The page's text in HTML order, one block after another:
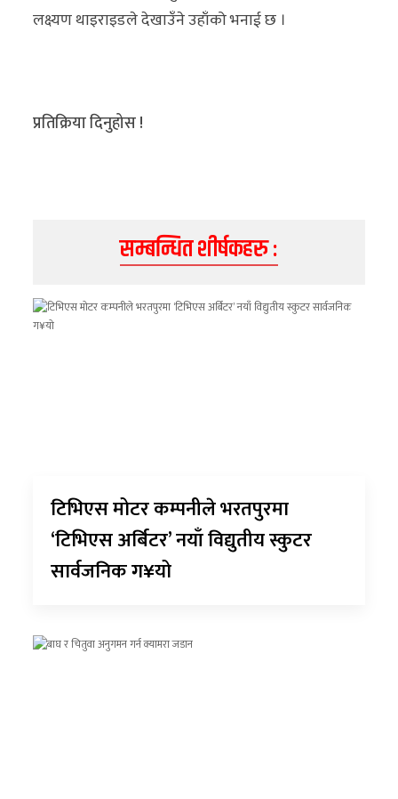
लक्ष्यण थाइराइडले देखाउँने उहाँको भनाई छ ।
प्रतिक्रिया दिनुहोस !
सम्बन्धित शीर्षकहरु :
टिभिएस मोटर कम्पनीले भरतपुरमा
‘टिभिएस अर्बिटर’ नयाँ विद्युतीय स्कुटर
सार्वजनिक ग¥यो